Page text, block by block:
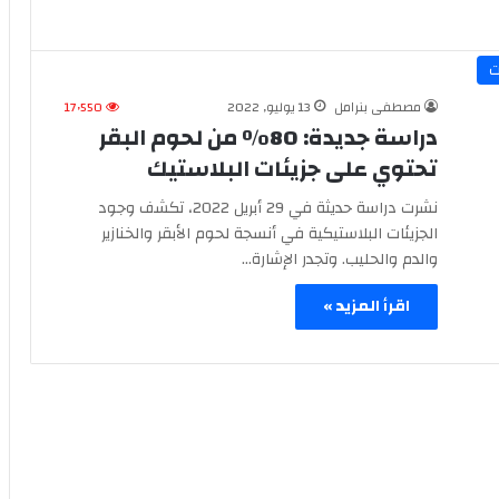
مصطفى بنرامل 13 يوليو, 2022 17٬550
دراسة جديدة: 80٪ من لحوم البقر
تحتوي على جزيئات البلاستيك‎‎‏
نشرت دراسة حديثة في 29 أبريل 2022، تكشف وجود
الجزيئات البلاستيكية في أنسجة لحوم الأبقر والخنازير
والدم والحليب. وتجدر الإشارة…
اقرأ المزيد »